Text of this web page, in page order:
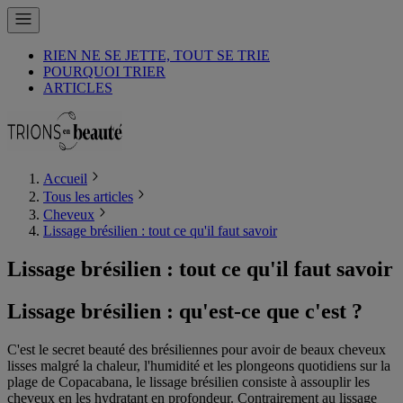
RIEN NE SE JETTE, TOUT SE TRIE
POURQUOI TRIER
ARTICLES
Accueil
Tous les articles
Cheveux
Lissage brésilien : tout ce qu'il faut savoir
Lissage brésilien : tout ce qu'il faut savoir
Lissage brésilien : qu'est-ce que c'est ?
C'est le secret beauté des brésiliennes pour avoir de beaux cheveux
lisses malgré la chaleur, l'humidité et les plongeons quotidiens sur la
plage de Copacabana, le lissage brésilien consiste à assouplir les
cheveux en les hydratant en profondeur. Contrairement au lissage